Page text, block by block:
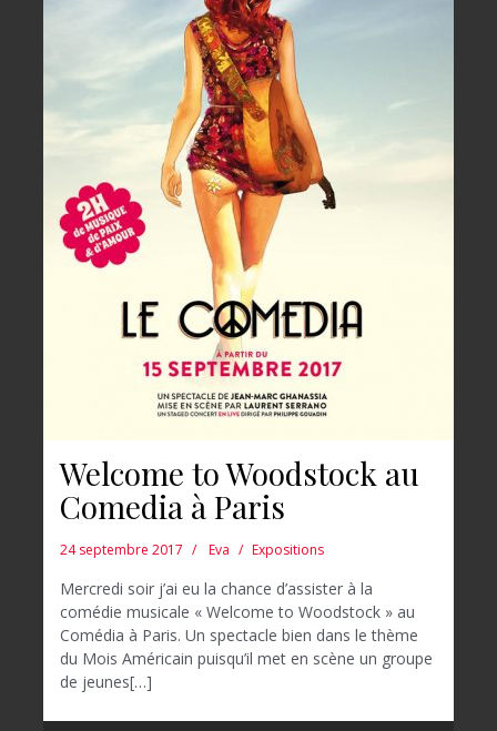
Welcome to Woodstock au
Comedia à Paris
24 septembre 2017 Eva Expositions
Mercredi soir j’ai eu la chance d’assister à la
comédie musicale « Welcome to Woodstock » au
Comédia à Paris. Un spectacle bien dans le thème
du Mois Américain puisqu’il met en scène un groupe
de jeunes[…]